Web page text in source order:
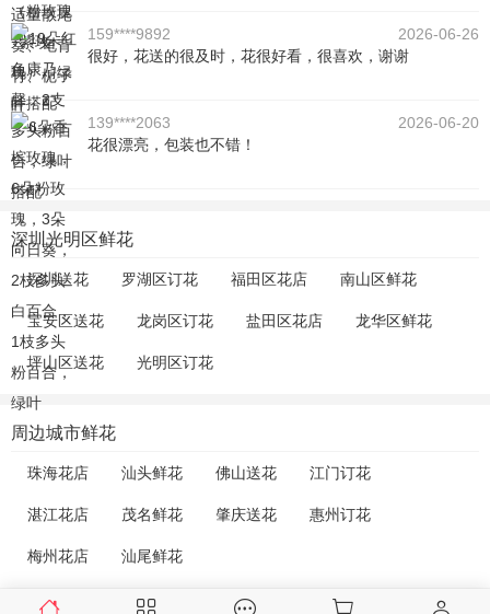
159****9892
2026-06-26
很好，花送的很及时，花很好看，很喜欢，谢谢
139****2063
2026-06-20
花很漂亮，包装也不错！
深圳光明区鲜花
深圳送花 罗湖区订花 福田区花店 南山区鲜花
宝安区送花 龙岗区订花 盐田区花店 龙华区鲜花
坪山区送花 光明区订花
周边城市鲜花
珠海花店 汕头鲜花 佛山送花 江门订花
湛江花店 茂名鲜花 肇庆送花 惠州订花
梅州花店 汕尾鲜花